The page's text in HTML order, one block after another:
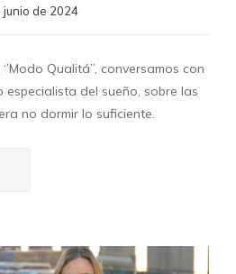
junio de 2024
Qualitá’’, conversamos con
especialista del sueño, sobre las
no dormir lo suficiente.